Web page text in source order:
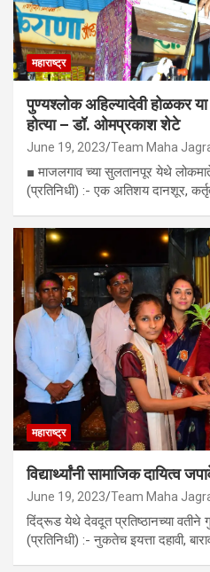
महाराष्ट्र
पुण्यश्लोक अहिल्यादेवी होळकर या
होत्या – डॉ. ओमप्रकाश शेटे
June 19, 2023 Team Maha
■ माजलगाव च्या सुलतानपूर येथे
(प्रतिनिधी) :- एक अतिशय दानशूर,
महाराष्ट्र
विद्यार्थ्यांनी सामाजिक
June 19, 2023 Team Maha
दिंद्रूड येथे देवदूत प्रतिष्ठानच्या वतीने
(प्रतिनिधी) :- नुकतेच इयत्ता दहावी,